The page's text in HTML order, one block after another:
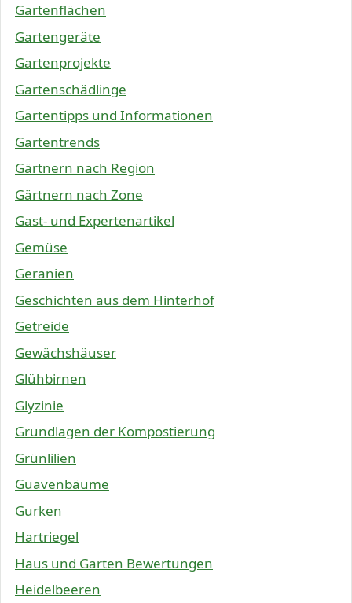
Gartenflächen
Gartengeräte
Gartenprojekte
Gartenschädlinge
Gartentipps und Informationen
Gartentrends
Gärtnern nach Region
Gärtnern nach Zone
Gast- und Expertenartikel
Gemüse
Geranien
Geschichten aus dem Hinterhof
Getreide
Gewächshäuser
Glühbirnen
Glyzinie
Grundlagen der Kompostierung
Grünlilien
Guavenbäume
Gurken
Hartriegel
Haus und Garten Bewertungen
Heidelbeeren